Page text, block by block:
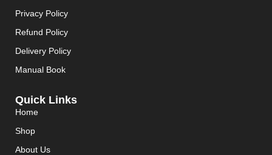
Privacy Policy
Refund Policy
Delivery Policy
Manual Book
Quick Links
Home
Shop
About Us